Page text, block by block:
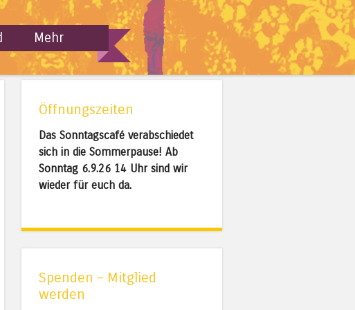
Mehr
Öffnungszeiten
Das Sonntagscafé verabschiedet
sich in die Sommerpause! Ab
Sonntag 6.9.26 14 Uhr sind wir
wieder für euch da.
Spenden – Mitglied
werden